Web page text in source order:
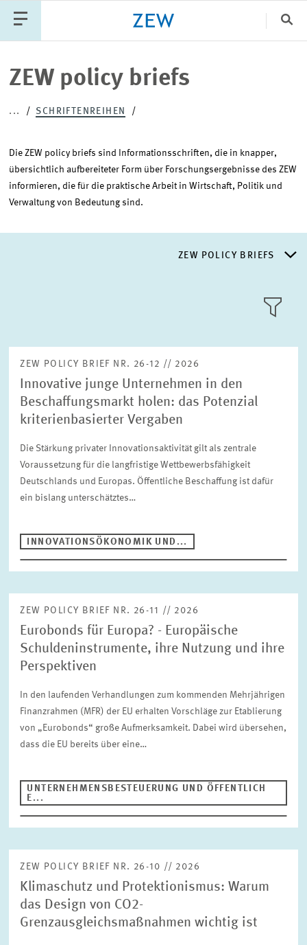
VERANSTALTUNGEN AKTUELLES
ZEW policy briefs
... SCHRIFTENREIHEN
Die ZEW policy briefs sind Informationsschriften, die in knapper,
übersichtlich aufbereiteter Form über Forschungsergebnisse des ZEW
informieren, die für die praktische Arbeit in Wirtschaft, Politik und
Verwaltung von Bedeutung sind.
ZEW POLICY BRIEFS
ZEW POLICY BRIEFS
ZEW-KURZEXPERTISEN
ZEW-DOKUMENTATIONEN
KACHEL
Suche
Publikationstyp
ZEW policy brief
Bereiche
DIGITALE ÖKONOMIE
GESUNDHEITSMÄRKTE UND GESUNDHEITSPOLITIK
INNOVATIONSÖKONOMIK UND UNTERNEHMENSDYNAMIK
MARKTDESIGN UMWELT- UND KLIMAÖKONOMIK
UNTERNEHMENSBESTEUERUNG UND ÖFFENTLICHE
FINANZWIRTSCHAFT
STABSSTELLE GESCHÄFTSFÜHRUNG
INTERNATIONALES UND ÖFFENTLICHKEITSARBEIT
ZENTRALE DIENSTLEISTUNGEN HR
Autor
ZURÜCKSETZEN SUCHEN
ZEW POLICY BRIEF NR. 26-12 // 2026
Innovative junge Unternehmen in den
Beschaffungsmarkt holen: das Potenzial
kriterienbasierter Vergaben
Die Stärkung privater Innovationsaktivität gilt als zentrale
Voraussetzung für die langfristige Wettbewerbsfähigkeit
Deutschlands und Europas. Öffentliche Beschaffung ist dafür
ein bislang unterschätztes…
INNOVATIONSÖKONOMIK UND...
ZEW POLICY BRIEF NR. 26-11 // 2026
Eurobonds für Europa? - Europäische
Schuldeninstrumente, ihre Nutzung und ihre
Perspektiven
In den laufenden Verhandlungen zum kommenden Mehrjährigen
Finanzrahmen (MFR) der EU erhalten Vorschläge zur Etablierung
von „Eurobonds“ große Aufmerksamkeit. Dabei wird übersehen,
dass die EU bereits über eine…
UNTERNEHMENSBESTEUERUNG UND ÖFFENTLICH
E...
ZEW POLICY BRIEF NR. 26-10 // 2026
Klimaschutz und Protektionismus: Warum
das Design von CO2-
Grenzausgleichsmaßnahmen wichtig ist